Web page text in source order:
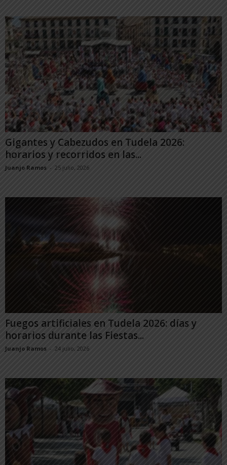
Gigantes y Cabezudos en Tudela 2026:
horarios y recorridos en las...
Juanjo Ramos - 25 julio, 2026
Fuegos artificiales en Tudela 2026: días y
horarios durante las Fiestas...
Juanjo Ramos - 24 julio, 2026